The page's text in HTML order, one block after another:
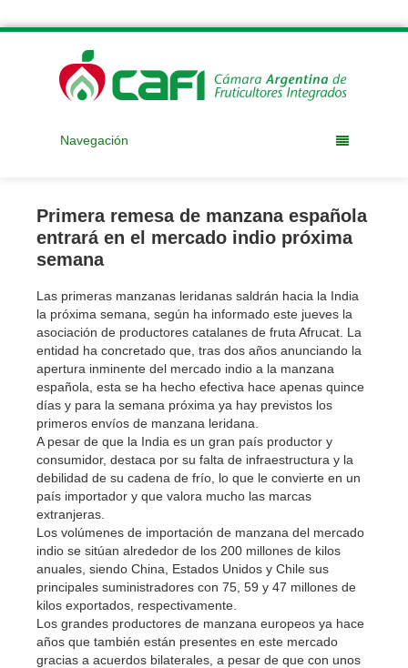
Navegación
Primera remesa de manzana española
entrará en el mercado indio próxima
semana
Las primeras manzanas leridanas saldrán hacia la India
la próxima semana, según ha informado este jueves la
asociación de productores catalanes de fruta Afrucat. La
entidad ha concretado que, tras dos años anunciando la
apertura inminente del mercado indio a la manzana
española, esta se ha hecho efectiva hace apenas quince
días y para la semana próxima ya hay previstos los
primeros envíos de manzana leridana.
A pesar de que la India es un gran país productor y
consumidor, destaca por su falta de infraestructura y la
debilidad de su cadena de frío, lo que le convierte en un
país importador y que valora mucho las marcas
extranjeras.
Los volúmenes de importación de manzana del mercado
indio se sitúan alrededor de los 200 millones de kilos
anuales, siendo China, Estados Unidos y Chile sus
principales suministradores con 75, 59 y 47 millones de
kilos exportados, respectivamente.
Los grandes productores de manzana europeos ya hace
años que también están presentes en este mercado
gracias a acuerdos bilaterales, a pesar de que con unos